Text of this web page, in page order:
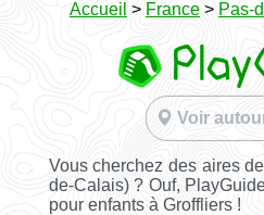
Accueil > France > Pas-
Voir
Vous cherchez des aires
de-Calais) ? Ouf,
pour enfants à Groffliers !